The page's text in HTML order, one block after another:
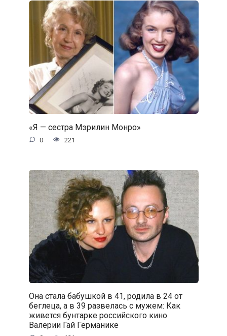
«Я — сестра Мэрилин Монро»
0 221
Она стала бабушкой в 41, родила в 24 от
беглеца, а в 39 развелась с мужем: Как
живется бунтарке российского кино
Валерии Гай Германике